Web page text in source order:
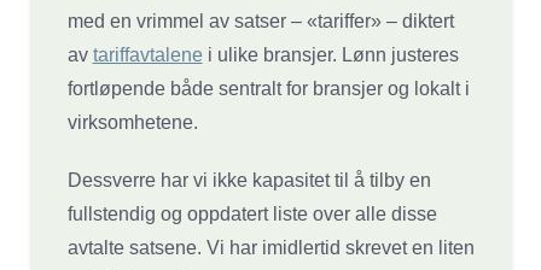
med en vrimmel av satser – «tariffer» – diktert
av tariffavtalene i ulike bransjer. Lønn justeres
fortløpende både sentralt for bransjer og lokalt i
virksomhetene.
Dessverre har vi ikke kapasitet til å tilby en
fullstendig og oppdatert liste over alle disse
avtalte satsene. Vi har imidlertid skrevet en liten